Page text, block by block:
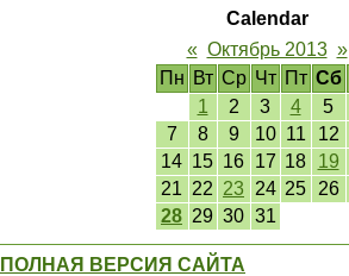
Calendar
« Октябрь 2013 »
Пн Вт Ср Чт Пт Сб
1
2 3 4 5
7
8 9 10 11 12
14 15 16 17 18 19
21 22 23 24 25 26
28 29 30 31
ПОЛНАЯ ВЕРСИЯ САЙТА